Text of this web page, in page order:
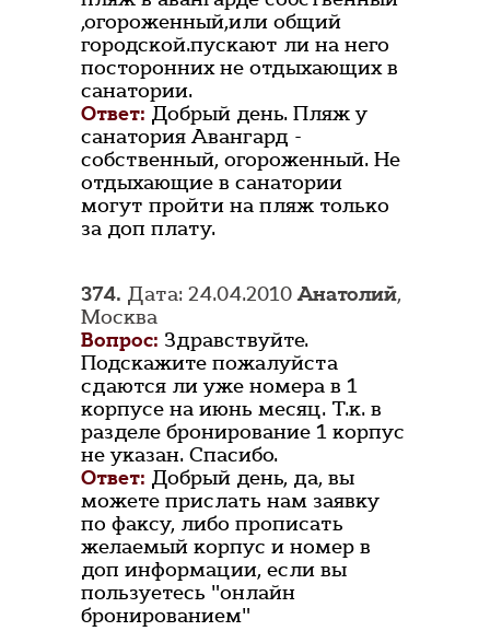
,огороженный,или общий
городской.пускают ли на него
посторонних не отдыхающих в
санатории.
Ответ: Добрый день. Пляж у
санатория Авангард -
собственный, огороженный. Не
отдыхающие в санатории
могут пройти на пляж только
за доп плату.
374. Дата: 24.04.2010Анатолий,
Москва
Вопрос: Здравствуйте.
Подскажите пожалуйста
сдаются ли уже номера в 1
корпусе на июнь месяц. Т.к. в
разделе бронирование 1 корпус
не указан. Спасибо.
Ответ: Добрый день, да, вы
можете прислать нам заявку
по факсу, либо прописать
желаемый корпус и номер в
доп информации, если вы
пользуетесь "онлайн
бронированием"